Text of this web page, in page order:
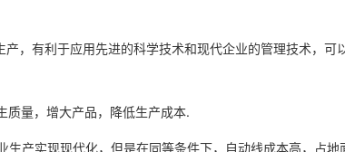
产，有利于应用先进的科学技术和现代企业的管理技术，
质量，增大产品，降低生产成本.
生产实现现代化，但是在同等条件下，自动线成本高，占